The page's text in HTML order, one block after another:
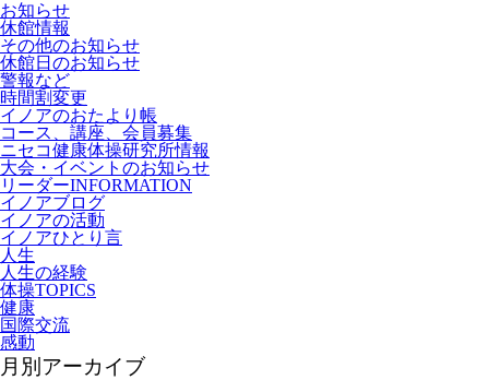
お知らせ
休館情報
その他のお知らせ
休館日のお知らせ
警報など
時間割変更
イノアのおたより帳
コース、講座、会員募集
ニセコ健康体操研究所情報
大会・イベントのお知らせ
リーダーINFORMATION
イノアブログ
イノアの活動
イノアひとり言
人生
人生の経験
体操TOPICS
健康
国際交流
感動
月別アーカイブ